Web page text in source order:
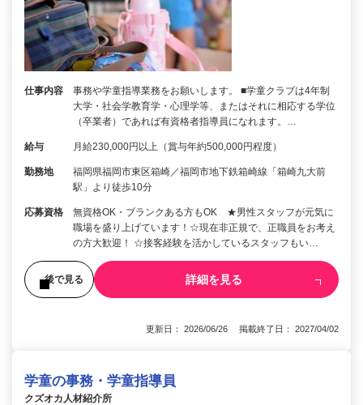
仕事内容
事務や学童指導業務をお願いします。 ■学童クラブは4年制
大学・社会学教育学・心理学等、またはそれに相応する学位
（卒業者）であれば有資格者指導員になれます。…
給与 月給230,000円以上（賞与年約500,000円程度）
勤務地
福岡県福岡市東区箱崎／福岡市地下鉄箱崎線「箱崎九大前
駅」より徒歩10分
応募資格
無資格OK・ブランクある方もOK ★男性スタッフが元気に
職場を盛り上げています！☆現在非正規で、正職員をお考え
の方大歓迎！ ☆接客経験を活かしているスタッフもい…
後で見る 詳細を見る
更新日： 2026/06/26 掲載終了日： 2027/04/02
学童の事務・学童指導員
クズオカ人材紹介所